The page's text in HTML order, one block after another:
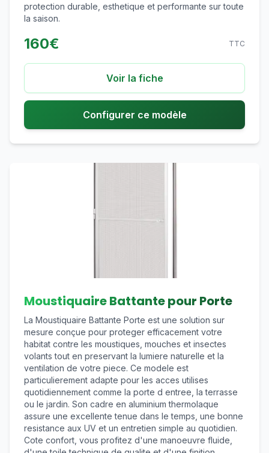
protection durable, esthetique et performante sur toute
la saison.
160€ TTC
Voir la fiche
Configurer ce modèle
Moustiquaire Battante pour Porte
La Moustiquaire Battante Porte est une solution sur
mesure conçue pour proteger efficacement votre
habitat contre les moustiques, mouches et insectes
volants tout en preservant la lumiere naturelle et la
ventilation de votre piece. Ce modele est
particulierement adapte pour les acces utilises
quotidiennement comme la porte d entree, la terrasse
ou le jardin. Son cadre en aluminium thermolaque
assure une excellente tenue dans le temps, une bonne
resistance aux UV et un entretien simple au quotidien.
Cote confort, vous profitez d'une manoeuvre fluide,